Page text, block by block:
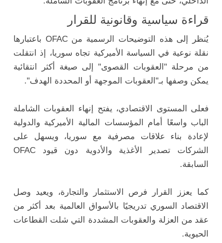
قراءة سياسية وقانونية للقرار
يُنظر إلى هذه التوضيحات الرسمية من OFAC باعتبارها
نقلة نوعية في السياسة الأميركية تجاه سوريا، إذ انتقلت
من مرحلة "العقوبات القصوى" إلى صيغة أكثر انتقائية
يمكن وصفها بـ"العقوبات الموجهة أو المحددة الهدف".
فعلى المستوى الاقتصادي، يفتح إنهاء العقوبات الشاملة
الباب واسعًا أمام المؤسسات المالية الأميركية والدولية
لإعادة بناء علاقات مصرفية مع سوريا، ويسهل على
الشركات تصدير الأغذية والأدوية دون قيود OFAC
السابقة.
كما يعزز القرار فرص الاستثمار والتجارة، ويعيد وصل
الاقتصاد السوري تدريجيًا بالأسواق العالمية بعد أكثر من
عقد من العزلة والعقوبات المشددة التي شلت القطاعات
الحيوية.